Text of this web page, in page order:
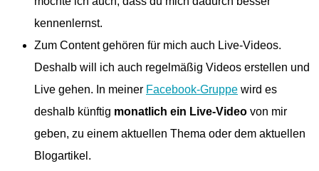
kennenlernst.
Zum Content gehören für mich auch Live-Videos.
Deshalb will ich auch regelmäßig Videos erstellen und
Live gehen. In meiner Facebook-Gruppe wird es
deshalb künftig monatlich ein Live-Video von mir
geben, zu einem aktuellen Thema oder dem aktuellen
Blogartikel.